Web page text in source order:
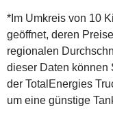
*Im Umkreis von 10
geöffnet, deren
regionalen
dieser Daten können
der TotalEnergies
um eine günstige